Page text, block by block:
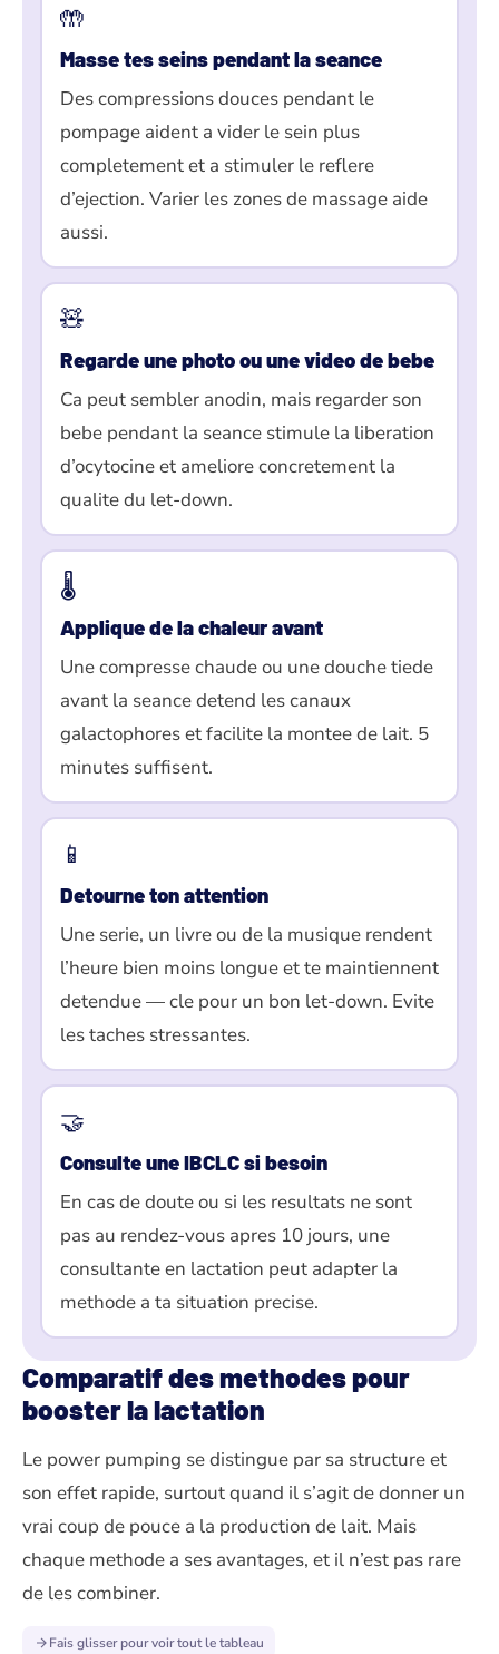
🤲
Masse tes seins pendant la seance
Des compressions douces pendant le
pompage aident a vider le sein plus
completement et a stimuler le reflere
d’ejection. Varier les zones de massage aide
aussi.
🧸
Regarde une photo ou une video de bebe
Ca peut sembler anodin, mais regarder son
bebe pendant la seance stimule la liberation
d’ocytocine et ameliore concretement la
qualite du let-down.
🌡️
Applique de la chaleur avant
Une compresse chaude ou une douche tiede
avant la seance detend les canaux
galactophores et facilite la montee de lait. 5
minutes suffisent.
📱
Detourne ton attention
Une serie, un livre ou de la musique rendent
l’heure bien moins longue et te maintiennent
detendue — cle pour un bon let-down. Evite
les taches stressantes.
🤝
Consulte une IBCLC si besoin
En cas de doute ou si les resultats ne sont
pas au rendez-vous apres 10 jours, une
consultante en lactation peut adapter la
methode a ta situation precise.
Comparatif des methodes pour
booster la lactation
Le power pumping se distingue par sa structure et
son effet rapide, surtout quand il s’agit de donner un
vrai coup de pouce a la production de lait. Mais
chaque methode a ses avantages, et il n’est pas rare
de les combiner.
Fais glisser pour voir tout le tableau